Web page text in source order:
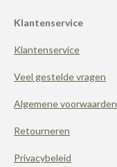
b
o
e
e
t
a
m
Klantenservice
Klantenservice
Veel gestelde vragen
Algemene voorwaarden
Retourneren
Privacybeleid